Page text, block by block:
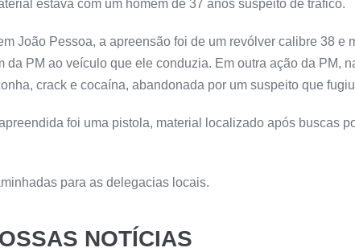
estava com um homem de 37 anos suspeito de tráfico.
João Pessoa, a apreensão foi de um revólver calibre 38
da PM ao veículo que ele conduzia. Em outra ação da PM,
crack e cocaína, abandonada por um suspeito que
foi uma pistola, material localizado após buscas
para as delegacias locais.
NOTÍCIAS